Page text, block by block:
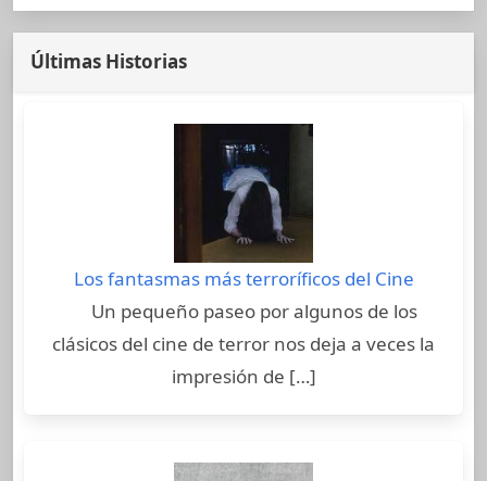
Últimas Historias
Los fantasmas más terroríficos del Cine
Un pequeño paseo por algunos de los
clásicos del cine de terror nos deja a veces la
impresión de […]